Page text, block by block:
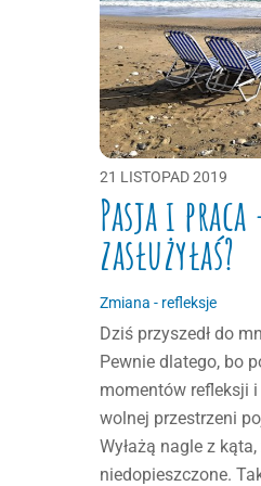
21 LISTOPAD2019
Pasja i
zasłużyłaś?
Zmiana - refleksje
Dziś przyszedł do
Pewnie dlatego, bo
momentów refleksji
wolnej przestrzeni
Wyłażą nagle z
niedopieszczone.